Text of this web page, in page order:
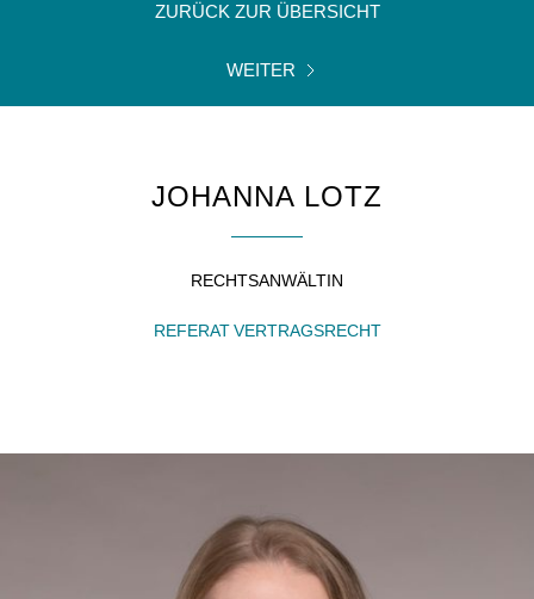
ZURÜCK ZUR ÜBERSICHT
WEITER
JOHANNA LOTZ
RECHTSANWÄLTIN
REFERAT VERTRAGSRECHT